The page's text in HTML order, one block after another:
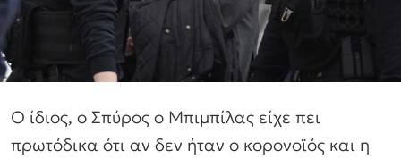
Ο ίδιος, ο Σπύρος ο Μπιμπίλας είχε πει
πρωτόδικα ότι αν δεν ήταν ο κορονοϊός και η